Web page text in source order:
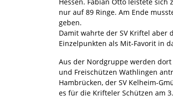
nur auf 89 Ringe. Am Ende
geben.
Damit wahrte der SV Kriftel aber
Einzelpunkten als Mit-Favorit in
Aus der Nordgruppe werden dort
und Freischützen Wathlingen
Hambrücken, der SV Kelheim-
es für die Krifteler Schützen am